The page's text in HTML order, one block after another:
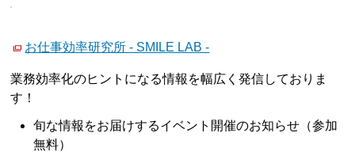
お仕事効率研究所 - SMILE LAB -
業務効率化のヒントになる情報を幅広く発信しておりま
す！
旬な情報をお届けするイベント開催のお知らせ（参加
無料）